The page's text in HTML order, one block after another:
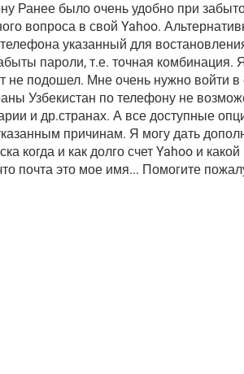
Ранее было очень удобно при
вопроса в свой Yahoo.
указанный для
пароли, т.е. точная
не подошел. Мне очень нужно войти
Узбекистан по телефону не
и др.странах. А все доступные
причинам. Я могу дать
когда и как долго счет Yahoo и
почта это мое имя... Помогите